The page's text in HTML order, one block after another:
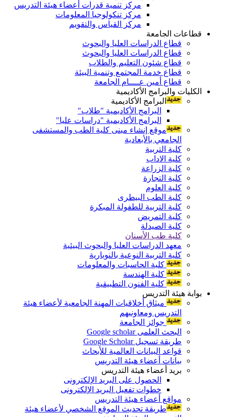
مركز تنمية قدرات أعضاء هيئة التدريس
مركز تنكولوجيا المعلومات
مركز القياس والتقويم
قطاعات الجامعة
قطاع الدراسات العليا والبحوث
قطاع الدراسات العليا والبحوث
قطاع شئون التعليم والطلاب
قطاع خدمة المجتمع وتنمية البيئة
قطاع أمين عــــام الجامعة
الكليات والبرامج الأكاديمية
البرامج الأكاديمية
البرامج الأكاديمية "طلاب"
البرامج الأكاديمية "دراسات عليا"
موقع إنشاء مبنى كلية الطب والمستشفى
الجامعي بالأبعادية
كلية التربية
كلية الاداب
كلية الزراعة
كلية التجارة
كلية العلوم
كلية الطب البيطرى
كلية التربية للطفولة المبكرة
كلية التمريض
كلية الصيدلة
كلية طب الأسنان
معهد الدراسات العليا والبحوث البيئية
كلية التربية النوعية بالنوبارية
كلية الحاسبات والمعلومات
كلية الهندسة
كلية الفنون التطبيقية
بوابة هيئة التدريس
ميثاق أخلاقيات المهنة الجامعية لأعضاء هيئة
التدريس ومعاونيهم
جوائز الجامعة
البحث العلمى Google scholar
طريقة تسجيل Google Scholar
قواعد البيانات العالمية للأبحاث
بيانات أعضاء هيئة التدريس
بريد أعضاء هيئة التدريس
الحصول على البريد الإلكترونى
خطوات تفعيل البريد الإلكترونى
مواقع أعضاء هيئة التدريس
طريقة تحديث الموقع الشخصي لأعضاء هيئة